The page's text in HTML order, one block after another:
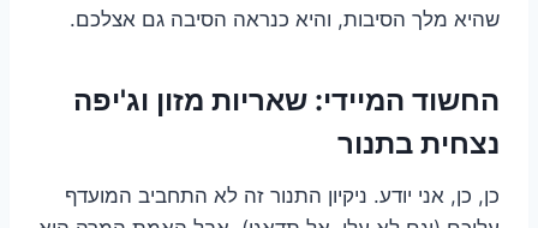
שהיא מלך הסיבות, והיא כנראה הסיבה גם אצלכם.
החשוד המיידי: שאריות מזון וג'יפה
נצחית בתנור
כן, כן, אני יודע. ניקיון התנור זה לא התחביב המועדף